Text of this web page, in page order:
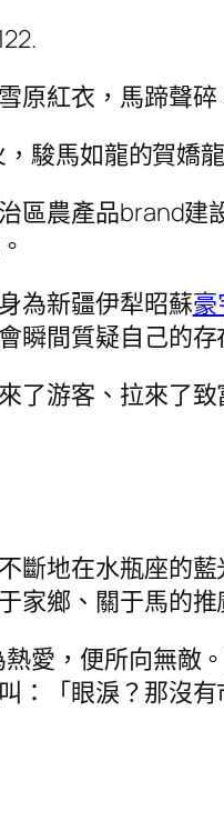
原紅衣，馬蹄聲碎
駿馬如龍的賀嬌
區農產品brand建
為新疆伊犁昭蘇豪
瞬間質疑自己的
了游客、拉來了
斷地在水瓶座的
家鄉、關于馬的推
愛，便所向無敵
：「眼淚？那沒有